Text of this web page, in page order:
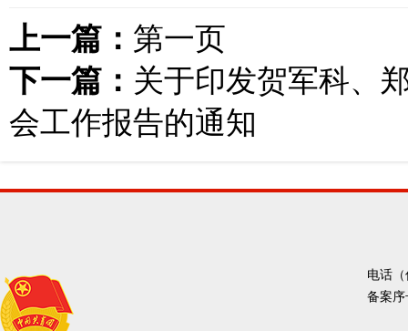
上一篇： 第一页
下一篇： 关于印发贺军科、
会工作报告的通知
电话
备案序